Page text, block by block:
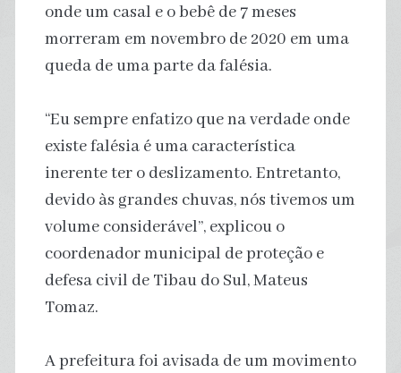
onde um casal e o bebê de 7 meses
morreram em novembro de 2020 em uma
queda de uma parte da falésia.
“Eu sempre enfatizo que na verdade onde
existe falésia é uma característica
inerente ter o deslizamento. Entretanto,
devido às grandes chuvas, nós tivemos um
volume considerável”, explicou o
coordenador municipal de proteção e
defesa civil de Tibau do Sul, Mateus
Tomaz.
A prefeitura foi avisada de um movimento